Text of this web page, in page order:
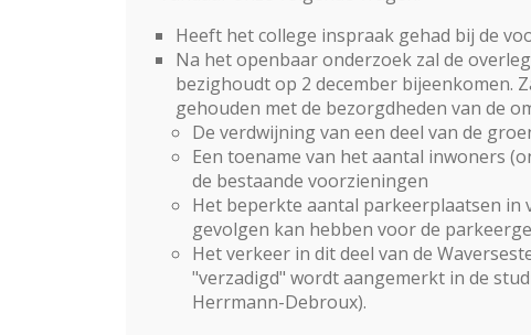
Heeft het college inspraak gehad bij de
Na het openbaar onderzoek zal de
bezighoudt op 2 december bijeenkomen.
gehouden met de bezorgdheden van de
De verdwijning van een deel van de
Een toename van het aantal inwoners
de bestaande voorzieningen
Het beperkte aantal parkeerplaatsen
gevolgen kan hebben voor de
Het verkeer in dit deel van de
"verzadigd" wordt aangemerkt in de
Herrmann-Debroux).